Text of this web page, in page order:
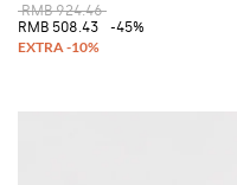
RMB 924.46
RMB 508.43
-45%